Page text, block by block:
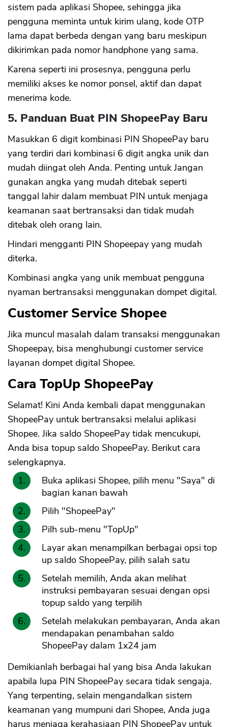
sistem pada aplikasi Shopee, sehingga jika
pengguna meminta untuk kirim ulang, kode OTP
lama dapat berbeda dengan yang baru meskipun
dikirimkan pada nomor handphone yang sama.
Karena seperti ini prosesnya, pengguna perlu
memiliki akses ke nomor ponsel, aktif dan dapat
menerima kode.
5. Panduan Buat PIN ShopeePay Baru
Masukkan 6 digit kombinasi PIN ShopeePay baru
yang terdiri dari kombinasi 6 digit angka unik dan
mudah diingat oleh Anda. Penting untuk Jangan
gunakan angka yang mudah ditebak seperti
tanggal lahir dalam membuat PIN untuk menjaga
keamanan saat bertransaksi dan tidak mudah
ditebak oleh orang lain.
Hindari mengganti PIN Shopeepay yang mudah
diterka.
Kombinasi angka yang unik membuat pengguna
nyaman bertransaksi menggunakan dompet digital.
Customer Service Shopee
Jika muncul masalah dalam transaksi menggunakan
Shopeepay, bisa menghubungi customer service
layanan dompet digital Shopee.
Cara TopUp ShopeePay
Selamat! Kini Anda kembali dapat menggunakan
ShopeePay untuk bertransaksi melalui aplikasi
Shopee. Jika saldo ShopeePay tidak mencukupi,
Anda bisa topup saldo ShopeePay. Berikut cara
selengkapnya.
Buka aplikasi Shopee, pilih menu "Saya" di
bagian kanan bawah
Pilih "ShopeePay"
Pilh sub-menu "TopUp"
Layar akan menampilkan berbagai opsi top
up saldo ShopeePay, pilih salah satu
Setelah memilih, Anda akan melihat
instruksi pembayaran sesuai dengan opsi
topup saldo yang terpilih
Setelah melakukan pembayaran, Anda akan
mendapakan penambahan saldo
ShopeePay dalam 1x24 jam
Demikianlah berbagai hal yang bisa Anda lakukan
apabila lupa PIN ShopeePay secara tidak sengaja.
Yang terpenting, selain mengandalkan sistem
keamanan yang mumpuni dari Shopee, Anda juga
harus menjaga kerahasiaan PIN ShopeePay untuk
OK
CANCEL